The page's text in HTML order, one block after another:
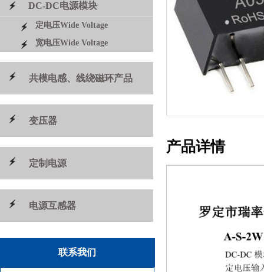
DC-DC电源模块
定电压Wide Voltage
宽电压Wide Voltage
共模电感、线绕磁环产品
变压器
定制电源
电源互感器
联系我们
产品详情